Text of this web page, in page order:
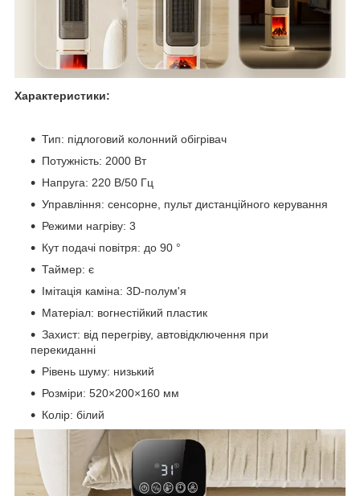
Характеристики:
Тип: підлоговий колонний обігрівач
Потужність: 2000 Вт
Напруга: 220 В/50 Гц
Управління: сенсорне, пульт дистанційного керування
Режими нагріву: 3
Кут подачі повітря: до 90 °
Таймер: є
Імітація каміна: 3D-полум'я
Матеріал: вогнестійкий пластик
Захист: від перегріву, автовідключення при
перекиданні
Рівень шуму: низький
Розміри: 520×200×160 мм
Колір: білий